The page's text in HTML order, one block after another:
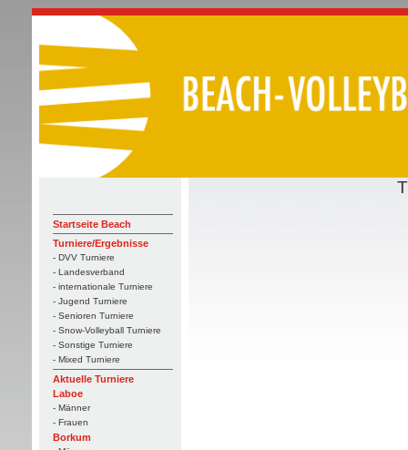
Startseite Beach
Turniere/Ergebnisse
- DVV Turniere
- Landesverband
- internationale Turniere
- Jugend Turniere
- Senioren Turniere
- Snow-Volleyball Turniere
- Sonstige Turniere
- Mixed Turniere
Aktuelle Turniere
Laboe
- Männer
- Frauen
Borkum